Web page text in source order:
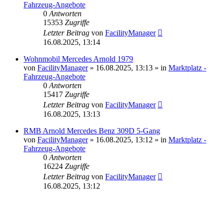
Fahrzeug-Angebote
0Antworten
15353 Zugriffe
Letzter Beitrag von FacilityManager
16.08.2025, 13:14
Wohnmobil Mercedes Arnold 1979
von FacilityManager» 16.08.2025, 13:13 » in Marktplatz -
Fahrzeug-Angebote
0Antworten
15417 Zugriffe
Letzter Beitrag von FacilityManager
16.08.2025, 13:13
RMB Arnold Mercedes Benz 309D 5-Gang
von FacilityManager» 16.08.2025, 13:12 » in Marktplatz -
Fahrzeug-Angebote
0Antworten
16224 Zugriffe
Letzter Beitrag von FacilityManager
16.08.2025, 13:12